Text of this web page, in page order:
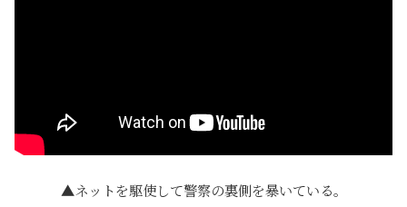
ネットを駆使して警察の裏側を暴いている。